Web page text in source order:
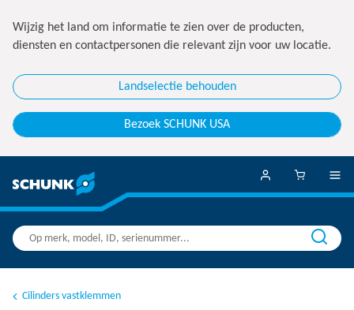
Wijzig het land om informatie te zien over de producten,
diensten en contactpersonen die relevant zijn voor uw locatie.
Landselectie behouden
Bezoek SCHUNK USA
Cilinders vastklemmen